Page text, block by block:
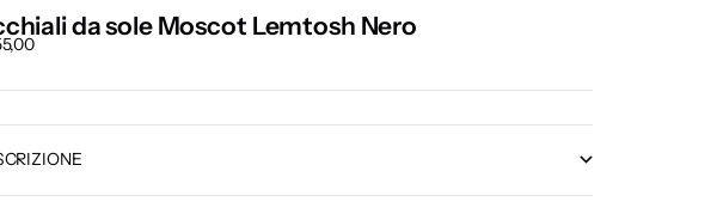
da sole Moscot Lemtosh Nero
scontato